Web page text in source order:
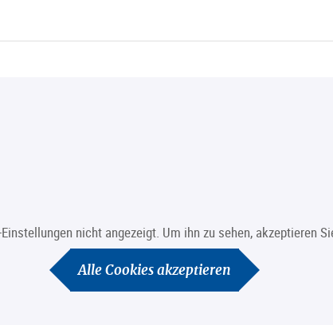
nicht angezeigt. Um ihn zu sehen, akzeptieren
Alle Cookies akzeptieren